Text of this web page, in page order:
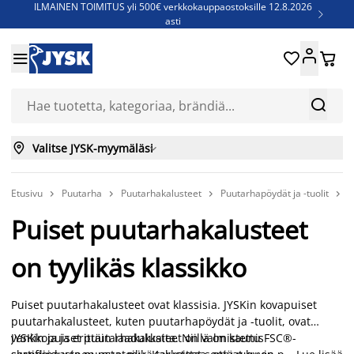
ILMAINEN TOIMITUS yli 500€ verkkokauppaostoksille 12.8.2026
asti

Jenkkisänkyjä - Säästä jopa 60%


 
 Valitse JYSK-myymäläsi
Etusivu  Puutarha  Puutarhakalusteet  Puutarhapöydät ja -tuolit 
Puiset puutarhakalusteet
on tyylikäs klassikko
Puiset puutarhakalusteet ovat klassisia. JYSKin kovapuiset
puutarhakalusteet, kuten puutarhapöydät ja -tuolit, ovat
vankkoja ja erittäin laadukkaita. Niillä on kaunis
JYSKin puiset puutarhakalusteet on valmistettu FSC®-